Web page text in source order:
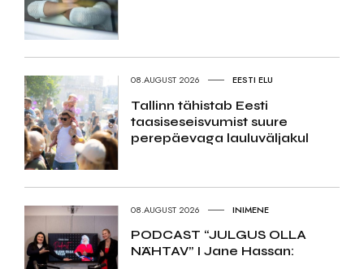
08.AUGUST 2026 EESTI ELU
Tallinn tähistab Eesti
taasiseseisvumist suure
perepäevaga lauluväljakul
08.AUGUST 2026 INIMENE
PODCAST “JULGUS OLLA
NÄHTAV” I Jane Hassan: